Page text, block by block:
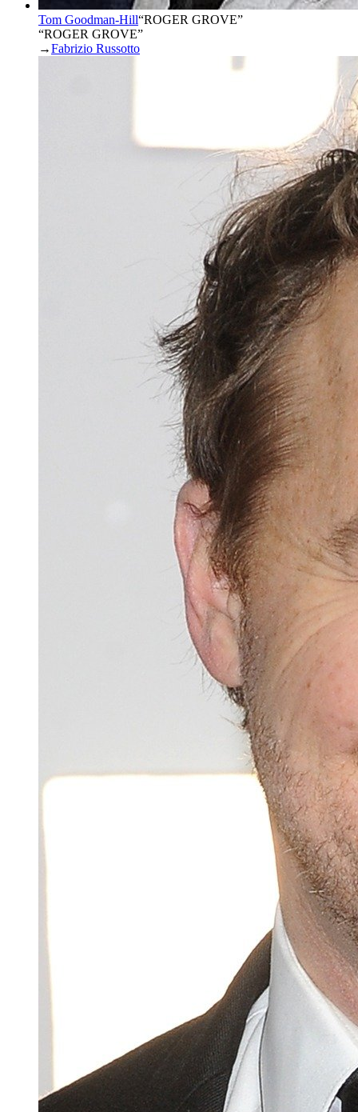
Tom Goodman-Hill“ROGER GROVE”
“ROGER GROVE”
→Fabrizio Russotto